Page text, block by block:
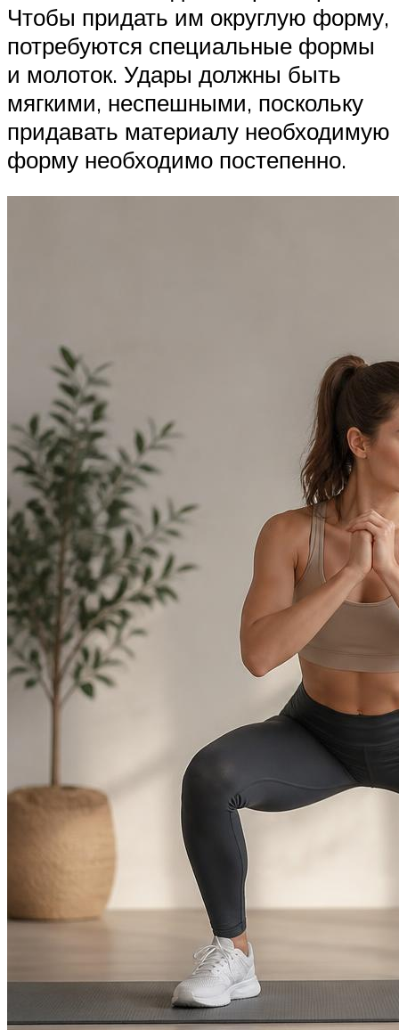
Чтобы придать им округлую форму,
потребуются специальные формы
и молоток. Удары должны быть
мягкими, неспешными, поскольку
придавать материалу необходимую
форму необходимо постепенно.